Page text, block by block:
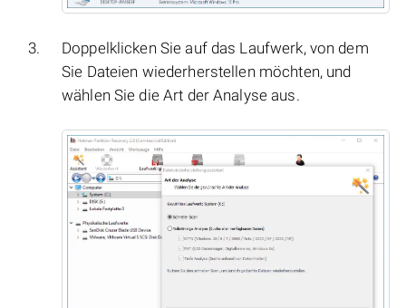
Doppelklicken Sie auf das Laufwerk, von dem
Sie Dateien wiederherstellen möchten, und
wählen Sie die Art der Analyse aus.